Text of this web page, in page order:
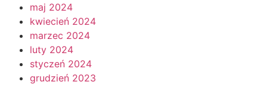
maj 2024
kwiecień 2024
marzec 2024
luty 2024
styczeń 2024
grudzień 2023